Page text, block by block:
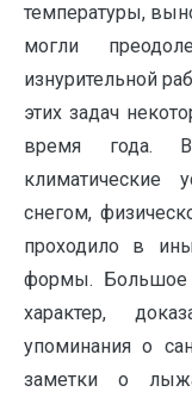
температуры,
могли
изнурительной
этих задач
время года.
климатические
снегом,
проходило в
формы. Большое
характер,
упоминания о
заметки о